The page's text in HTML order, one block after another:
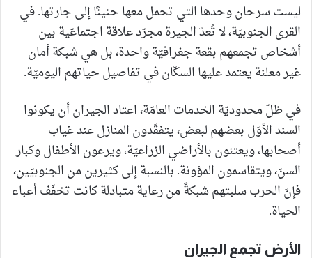
ليست سرحان وحدها التي تحمل معها حنينًا إلى جارتها. في
القرى الجنوبيّة، لا تُعدّ الجيرة مجرّد علاقة اجتماعّية بين
أشخاص تجمعهم بقعة جغرافيّة واحدة، بل هي شبكة أمان
غير معلنة يعتمد عليها السكّان في تفاصيل حياتهم اليوميّة.
في ظلّ محدوديّة الخدمات العامّة، اعتاد الجيران أن يكونوا
السند الأوّل بعضهم لبعض، يتفقّدون المنازل عند غياب
أصحابها، ويعتنون بالأراضي الزراعيّة، ويرعون الأطفال وكبار
السنّ، ويتقاسمون المؤونة. بالنسبة إلى كثيرين من الجنوبيّين،
فإنّ الحرب سلبتهم شبكةً من رعاية متبادلة كانت تخفّف أعباء
الحياة.
الأرض تجمع الجيران